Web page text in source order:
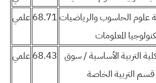
علوم الحاسوب والرياضيات
المعلومات
68.71 علمي
التربية الأساسية / سوق
التربية الخاصة
68.43 علمي